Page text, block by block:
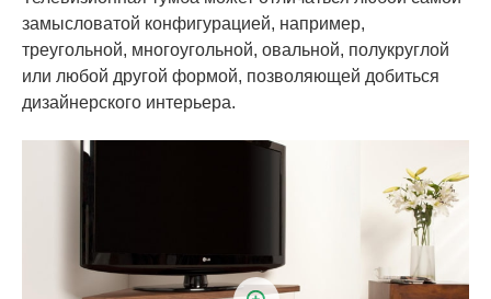
замысловатой конфигурацией, например,
треугольной, многоугольной, овальной, полукруглой
или любой другой формой, позволяющей добиться
дизайнерского интерьера.